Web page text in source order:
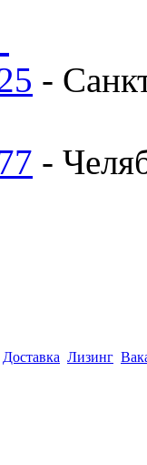
-
-
Доставка Лизинг